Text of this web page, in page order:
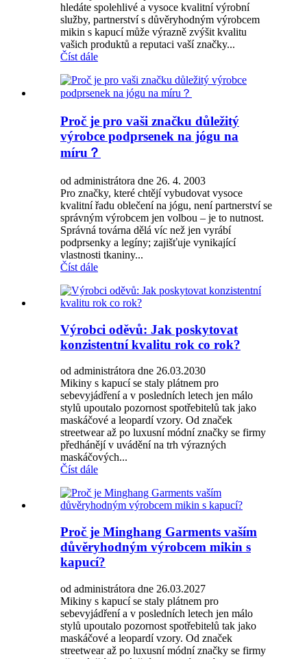
hledáte spolehlivé a vysoce kvalitní výrobní
služby, partnerství s důvěryhodným výrobcem
mikin s kapucí může výrazně zvýšit kvalitu
vašich produktů a reputaci vaší značky...
Číst dále
Proč je pro vaši značku důležitý
výrobce podprsenek na jógu na
míru？
od administrátora dne 26. 4. 2003
Pro značky, které chtějí vybudovat vysoce
kvalitní řadu oblečení na jógu, není partnerství se
správným výrobcem jen volbou – je to nutnost.
Správná továrna dělá víc než jen vyrábí
podprsenky a legíny; zajišťuje vynikající
vlastnosti tkaniny...
Číst dále
Výrobci oděvů: Jak poskytovat
konzistentní kvalitu rok co rok?
od administrátora dne 26.03.2030
Mikiny s kapucí se staly plátnem pro
sebevyjádření a v posledních letech jen málo
stylů upoutalo pozornost spotřebitelů tak jako
maskáčové a leopardí vzory. Od značek
streetwear až po luxusní módní značky se firmy
předhánějí v uvádění na trh výrazných
maskáčových...
Číst dále
Proč je Minghang Garments vaším
důvěryhodným výrobcem mikin s
kapucí?
od administrátora dne 26.03.2027
Mikiny s kapucí se staly plátnem pro
sebevyjádření a v posledních letech jen málo
stylů upoutalo pozornost spotřebitelů tak jako
maskáčové a leopardí vzory. Od značek
streetwear až po luxusní módní značky se firmy